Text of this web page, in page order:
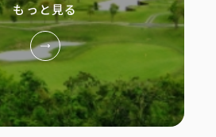
もっと見る